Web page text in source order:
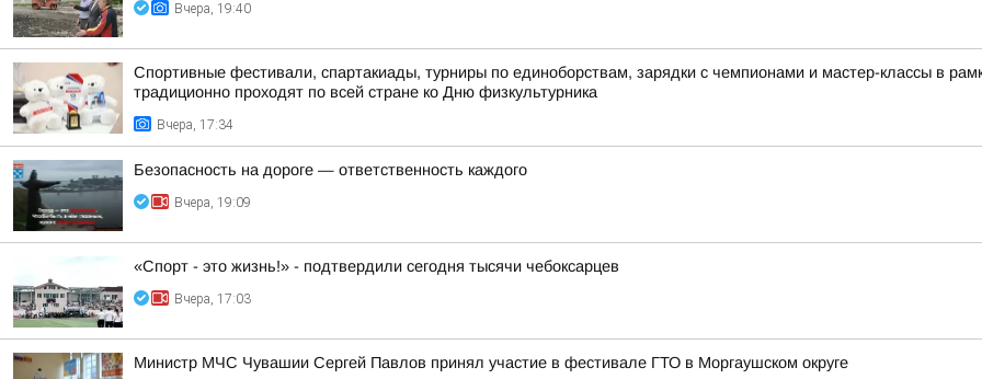
Вчера, 19:40
Спортивные фестивали, спартакиады, турниры по единоборствам, зарядки с чемпионами и мастер-классы в
традиционно проходят по всей стране ко Дню физкультурника
Вчера, 17:34
Безопасность на дороге — ответственность каждого
Вчера, 19:09
«Спорт - это жизнь!» - подтвердили сегодня тысячи чебоксарцев
Вчера, 17:03
Министр МЧС Чувашии Сергей Павлов принял участие в фестивале ГТО в Моргаушском округе